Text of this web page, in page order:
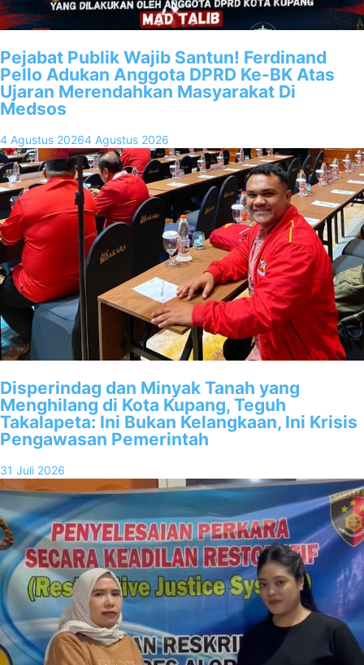
Pejabat Publik Wajib Santun! Ferdinand
Pello Adukan Anggota DPRD Ke-BK Atas
Ujaran Merendahkan Masyarakat Di
Medsos
4 Agustus 20264 Agustus 2026
Disperindag dan Minyak Tanah yang
Menghilang di Kota Kupang, Teguh
Takalapeta: Ini Bukan Kelangkaan, Ini Krisis
Pengawasan Pemerintah
31 Juli 2026